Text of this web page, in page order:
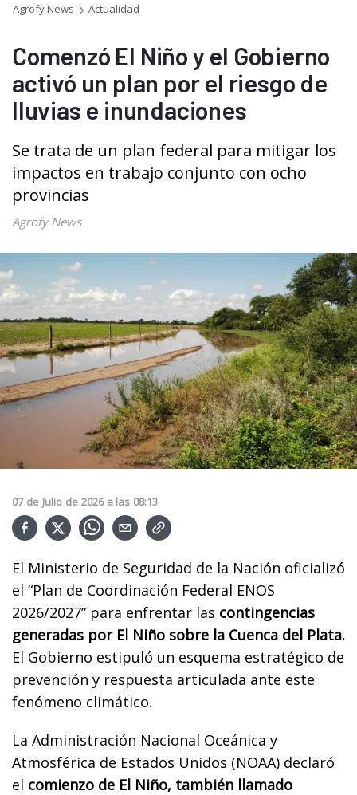
Agrofy News Actualidad
Comenzó El Niño y el Gobierno
activó un plan por el riesgo de
lluvias e inundaciones
Se trata de un plan federal para mitigar los
impactos en trabajo conjunto con ocho
provincias
Agrofy News
07 de Julio de 2026 a las 08:13
El Ministerio de Seguridad de la Nación oficializó
el “Plan de Coordinación Federal ENOS
2026/2027” para enfrentar las contingencias
generadas por El Niño sobre la Cuenca del Plata.
El Gobierno estipuló un esquema estratégico de
prevención y respuesta articulada ante este
fenómeno climático.
La Administración Nacional Oceánica y
Atmosférica de Estados Unidos (NOAA) declaró
el comienzo de El Niño, también llamado